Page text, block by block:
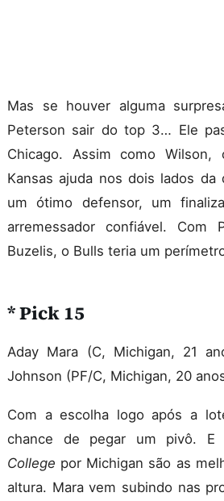
Mas se houver alguma
Peterson sair do top 3… Ele
Chicago. Assim como Wilson,
Kansas ajuda nos dois lados da
um ótimo defensor, um
arremessador confiável. Com
Buzelis, o Bulls teria um
* Pick 15
Aday Mara (C, Michigan, 21
Johnson (PF/C, Michigan, 20
Com a escolha logo após a
chance de pegar um pivô. E
College por Michigan são as
altura. Mara vem subindo nas